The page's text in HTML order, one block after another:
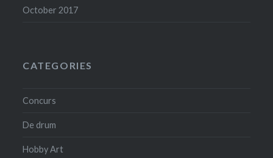
October 2017
CATEGORIES
Concurs
De drum
Hobby Art